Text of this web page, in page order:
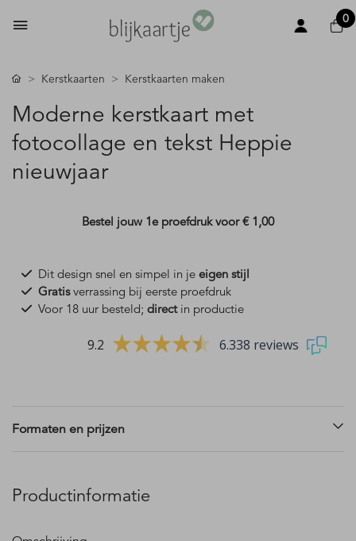
0
Kerstkaarten Kerstkaarten maken
Moderne kerstkaart met
fotocollage en tekst Heppie
nieuwjaar
Bestel jouw 1e proefdruk voor€ 1,00
Dit design snel en simpel in je eigen stijl
Gratisverrassing bij eerste proefdruk
Voor 18 uur besteld; directin productie
9.2 6.338 reviews
Formaten en prijzen
Productinformatie